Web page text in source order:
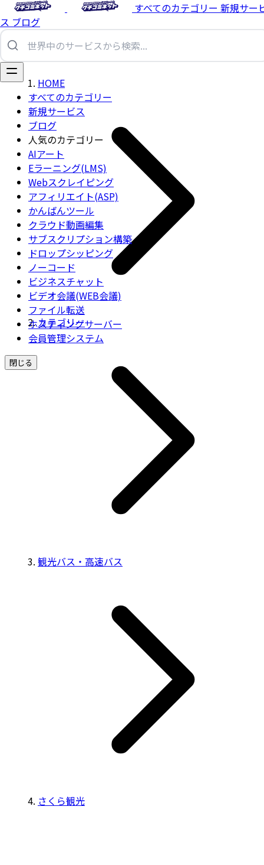
すべてのカテゴリー 新規サー
ス ブログ
すべてのカテゴリー
新規サービス
ブログ
人気のカテゴリー
AIアート
Eラーニング(LMS)
Webスクレイピング
アフィリエイト(ASP)
かんばんツール
クラウド動画編集
サブスクリプション構築
ドロップシッピング
ノーコード
ビジネスチャット
ビデオ会議(WEB会議)
ファイル転送
ホスティングサーバー
会員管理システム
閉じる
HOME
カテゴリー
観光バス・高速バス
さくら観光